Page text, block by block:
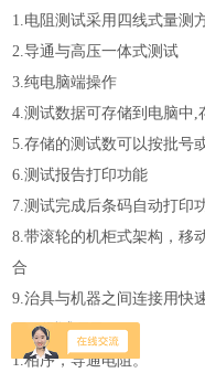
1.电阻测试采用四线式量测
2.导通与高压一体式测试
3.纯电脑端操作
4.测试数据可存储到电脑中,
5.存储的测试数可以按批号
6.测试报告打印功能
7.测试完成后条码自动打印
8.带滚轮的机柜式架构，移
合
9.治具与机器之间连接用快
三．测试项目：
1.相序，导通电阻。